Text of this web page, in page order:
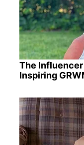
The
Inspiring